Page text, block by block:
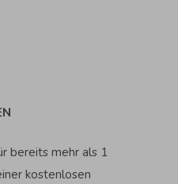
bereits mehr als 1
kostenlosen